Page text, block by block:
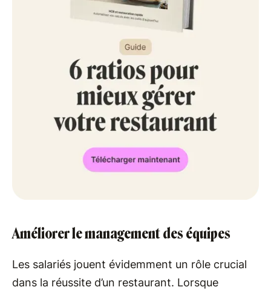
Améliorer le management des équipes
Les salariés jouent évidemment un rôle crucial
dans la réussite d’un restaurant. Lorsque